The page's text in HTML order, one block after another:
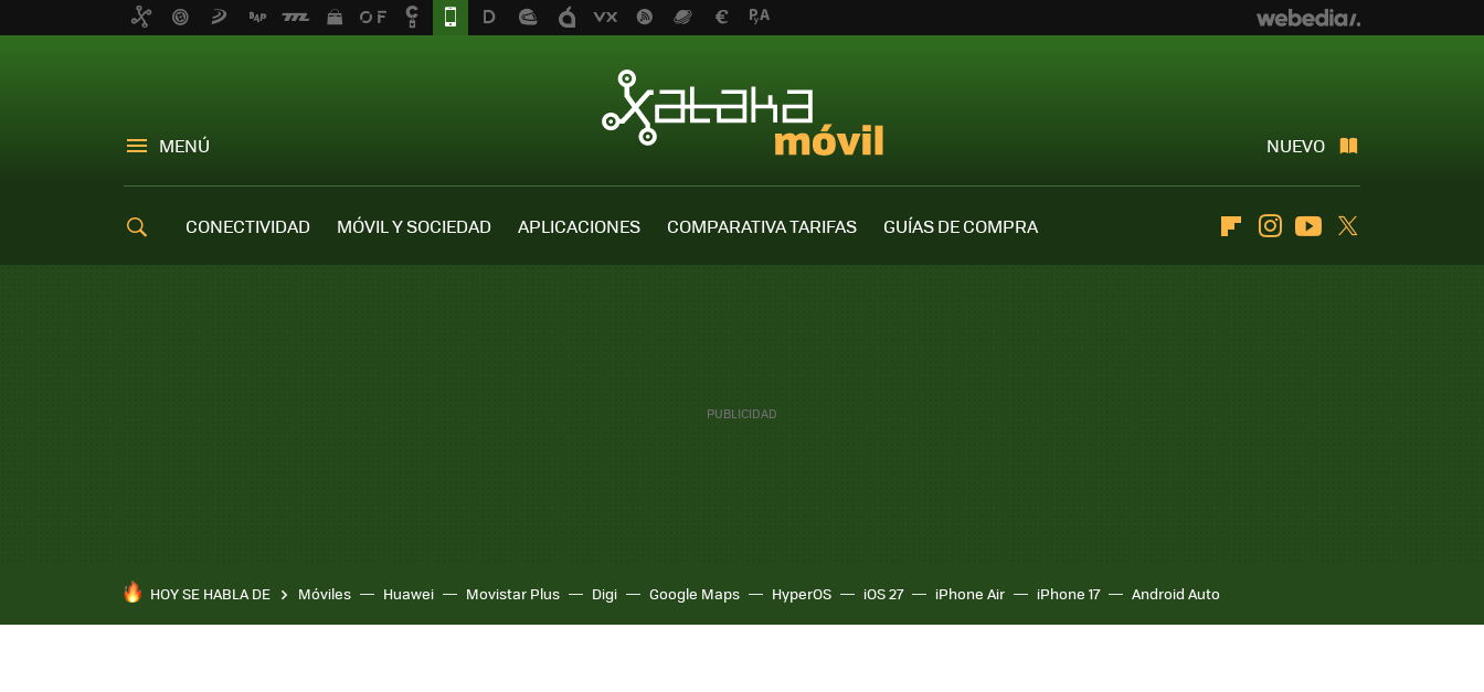
MENÚ NUEVO
CONECTIVIDAD MÓVIL Y SOCIEDAD APLICACIONES COMPARATIVA TARIFAS
GUÍAS DE COMPRA
FlipboardInstagramYoutube
HOY SE HABLA DE Móviles Huawei Movistar Plus Digi Google Maps HyperOS iOS 27 iPhone Air iPhone 17 Android Auto